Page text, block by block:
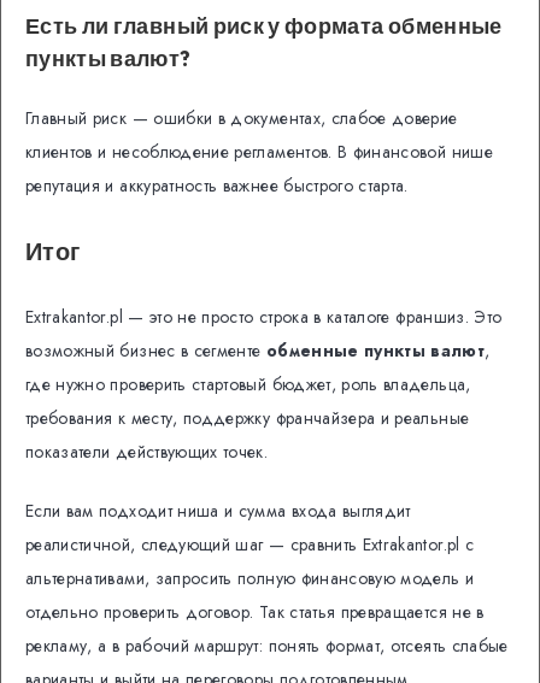
Есть ли главный риск у формата обменные
пункты валют?
Главный риск — ошибки в документах, слабое доверие
клиентов и несоблюдение регламентов. В финансовой нише
репутация и аккуратность важнее быстрого старта.
Итог
Extrakantor.pl — это не просто строка в каталоге франшиз. Это
возможный бизнес в сегменте обменные пункты валют,
где нужно проверить стартовый бюджет, роль владельца,
требования к месту, поддержку франчайзера и реальные
показатели действующих точек.
Если вам подходит ниша и сумма входа выглядит
реалистичной, следующий шаг — сравнить Extrakantor.pl с
альтернативами, запросить полную финансовую модель и
отдельно проверить договор. Так статья превращается не в
рекламу, а в рабочий маршрут: понять формат, отсеять слабые